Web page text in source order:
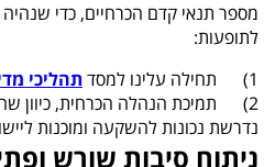
מספר תנאי קדם הכרחיים, כדי
לתופעות:
1) תחילה עלינו למסד
תהליכי
2) תמיכת הנהלה הכרחית, כיוון
נדרשת נכונות להשקעה ומוכנות
ניתוח סיבות שורש